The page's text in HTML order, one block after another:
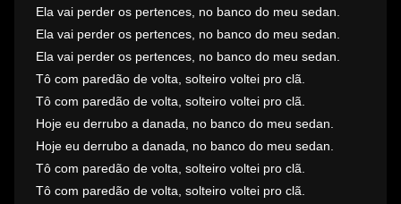
Ela vai perder os pertences, no banco do meu sedan.
Ela vai perder os pertences, no banco do meu sedan.
Ela vai perder os pertences, no banco do meu sedan.
Tô com paredão de volta, solteiro voltei pro clã.
Tô com paredão de volta, solteiro voltei pro clã.
Hoje eu derrubo a danada, no banco do meu sedan.
Hoje eu derrubo a danada, no banco do meu sedan.
Tô com paredão de volta, solteiro voltei pro clã.
Tô com paredão de volta, solteiro voltei pro clã.